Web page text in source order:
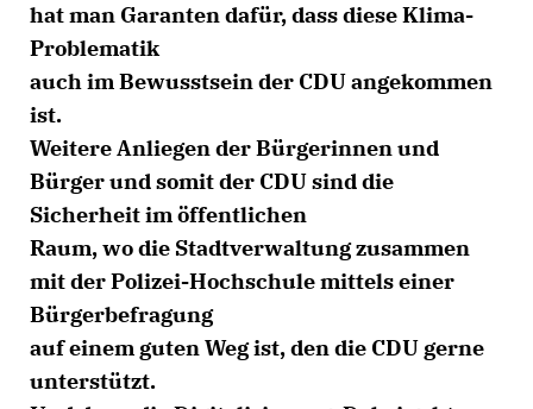
hat man Garanten dafür, dass diese Klima-
Problematik
auch im Bewusstsein der CDU angekommen
ist.
Weitere Anliegen der Bürgerinnen und
Bürger und somit der CDU sind die
Sicherheit im öffentlichen
Raum, wo die Stadtverwaltung zusammen
mit der Polizei-Hochschule mittels einer
Bürgerbefragung
auf einem guten Weg ist, den die CDU gerne
unterstützt.